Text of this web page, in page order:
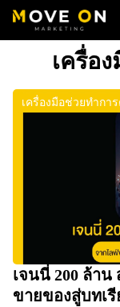
เครื่อ
เครื่องมือช่วยทำกา
เจนนี่ 200 ล้า
ขายของสู่บทเ